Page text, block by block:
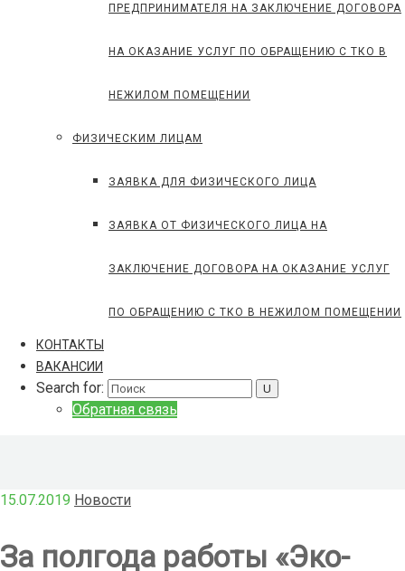
ПРЕДПРИНИМАТЕЛЯ НА ЗАКЛЮЧЕНИЕ ДОГОВОРА
НА ОКАЗАНИЕ УСЛУГ ПО ОБРАЩЕНИЮ С ТКО В
НЕЖИЛОМ ПОМЕЩЕНИИ
ФИЗИЧЕСКИМ ЛИЦАМ
ЗАЯВКА ДЛЯ ФИЗИЧЕСКОГО ЛИЦА
ЗАЯВКА ОТ ФИЗИЧЕСКОГО ЛИЦА НА
ЗАКЛЮЧЕНИЕ ДОГОВОРА НА ОКАЗАНИЕ УСЛУГ
ПО ОБРАЩЕНИЮ С ТКО В НЕЖИЛОМ ПОМЕЩЕНИИ
КОНТАКТЫ
ВАКАНСИИ
Search for:
Обратная связь
15.07.2019 Новости
За полгода работы «Эко-